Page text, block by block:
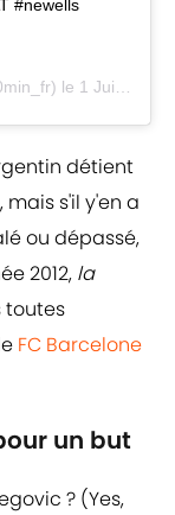
#newells
le 1 Juil. 2020 à 2 :16 PDT
détient
s'il y'en a
ou dépassé,
2012, la
toutes
FC Barcelone
un but
? (Yes,